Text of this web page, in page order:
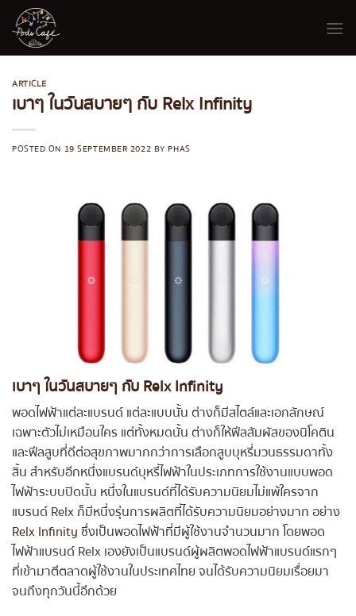
Skip
content
ARTICLE
เบาๆ ในวันสบายๆ กับ Relx Infinity
POSTED ON 19 SEPTEMBER 2022 BYPHAS
เบาๆ ในวันสบายๆ กับ Relx Infinity
พอดไฟฟ้าแต่ละแบรนด์ แต่ละแบบนั้น ต่างก็มีสไตล์และเอกลักษณ์
เฉพาะตัวไม่เหมือนใคร แต่ทั้งหมดนั้น ต่างก็ให้ฟีลสัมผัสของนิโคติน
และฟีลสูบที่ดีต่อสุขภาพมากกว่าการเลือกสูบบุหรี่มวนธรรมดาทั้ง
สิ้น สำหรับอีกหนึ่งแบรนด์บุหรี่ไฟฟ้าในประเภทการใช้งานแบบพอด
ไฟฟ้าระบบปิดนั้น หนึ่งในแบรนด์ที่ได้รับความนิยมไม่แพ้ใครจาก
แบรนด์ Relx ก็มีหนึ่งรุ่นการผลิตที่ได้รับความนิยมอย่างมาก อย่าง
Relx Infinityซึ่งเป็นพอดไฟฟ้าที่มีผู้ใช้งานจำนวนมาก โดยพอด
ไฟฟ้าแบรนด์ Relx เองยังเป็นแบรนด์ผู้ผลิตพอดไฟฟ้าแบรนด์แรกๆ
ที่เข้ามาตีตลาดผู้ใช้งานในประเทศไทย จนได้รับความนิยมเรื่อยมา
จนถึงทุกวันนี้อีกด้วย